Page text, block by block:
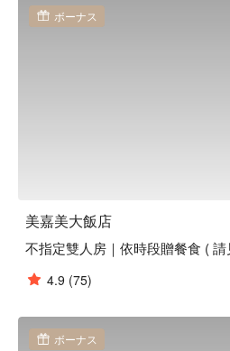
ボーナス
美嘉美大飯店
不指定雙人房｜依時段贈餐食 (
4.9 (75)
ボーナス